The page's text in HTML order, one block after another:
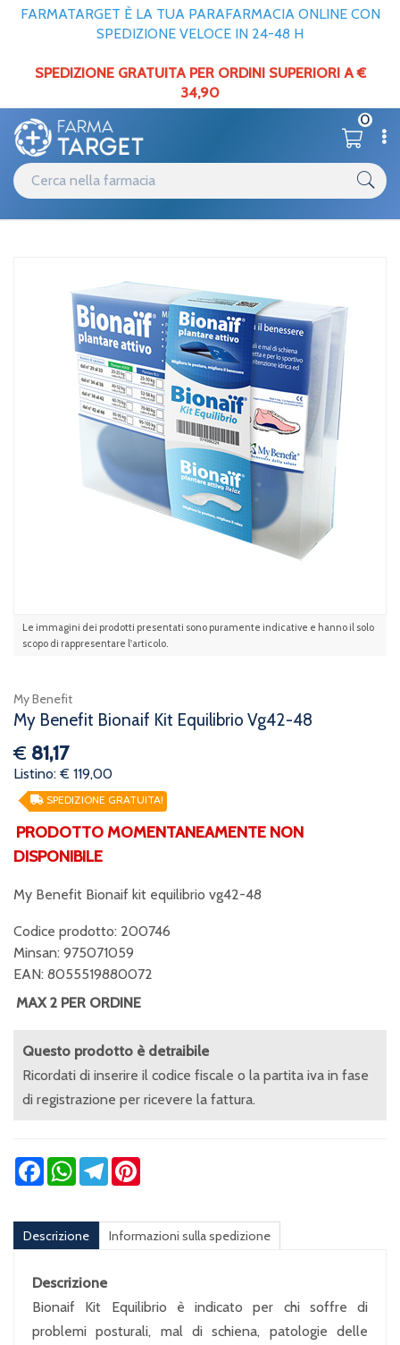
FARMATARGET È LA TUA PARAFARMACIA ONLINE CON
SPEDIZIONE VELOCE IN 24-48 H
SPEDIZIONE GRATUITA PER ORDINI SUPERIORI A €
34,90
0
Le immagini dei prodotti presentati sono puramente indicative e hanno il solo
scopo di rappresentare l'articolo.
My Benefit
My Benefit Bionaif Kit Equilibrio Vg42-48
€ 81,17
Listino: € 119,00
SPEDIZIONE GRATUITA!
PRODOTTO MOMENTANEAMENTE NON
DISPONIBILE
My Benefit Bionaif kit equilibrio vg42-48
Codice prodotto: 200746
Minsan: 975071059
EAN: 8055519880072
MAX 2 PER ORDINE
Questo prodotto è detraibile
Ricordati di inserire il codice fiscale o la partita iva in fase
di registrazione per ricevere la fattura.
FacebookWhatsApp
Telegram
Descrizione Informazioni sulla spedizione
Descrizione
Bionaif Kit Equilibrio è indicato per chi soffre di
problemi posturali, mal di schiena, patologie delle